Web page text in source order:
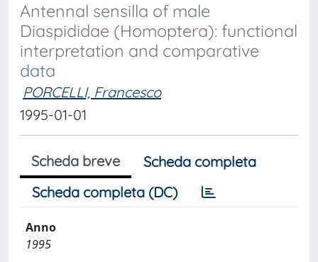
Antennal sensilla of male
Diaspididae (Homoptera): functional
interpretation and comparative
data
PORCELLI, Francesco
1995-01-01
Scheda breve
Scheda completa
Scheda completa (DC)
Anno
1995